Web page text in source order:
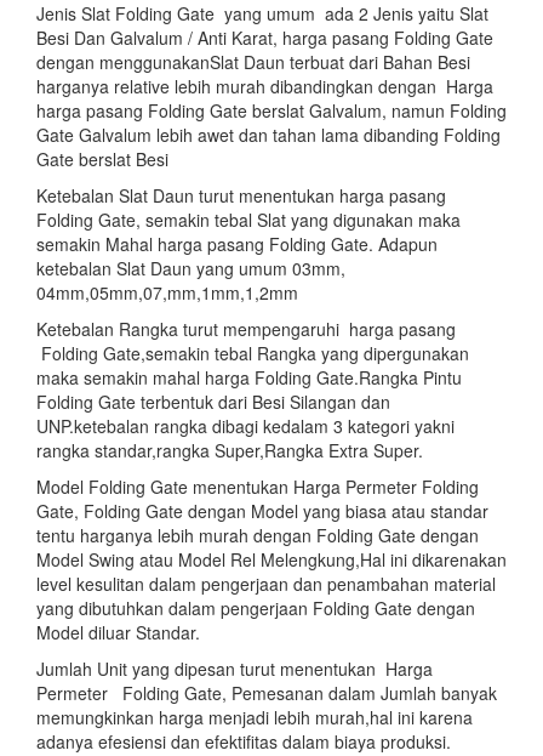
Jenis Slat Folding Gate yang umum ada 2 Jenis yaitu Slat
Besi Dan Galvalum / Anti Karat, harga pasang Folding Gate
dengan menggunakanSlat Daun terbuat dari Bahan Besi
harganya relative lebih murah dibandingkan dengan Harga
harga pasang Folding Gate berslat Galvalum, namun Folding
Gate Galvalum lebih awet dan tahan lama dibanding Folding
Gate berslat Besi
Ketebalan Slat Daun turut menentukan harga pasang
Folding Gate, semakin tebal Slat yang digunakan maka
semakin Mahal harga pasang Folding Gate. Adapun
ketebalan Slat Daun yang umum 03mm,
04mm,05mm,07,mm,1mm,1,2mm
Ketebalan Rangka turut mempengaruhi harga pasang
Folding Gate,semakin tebal Rangka yang dipergunakan
maka semakin mahal harga Folding Gate.Rangka Pintu
Folding Gate terbentuk dari Besi Silangan dan
UNP.ketebalan rangka dibagi kedalam 3 kategori yakni
rangka standar,rangka Super,Rangka Extra Super.
Model Folding Gate menentukan Harga Permeter Folding
Gate, Folding Gate dengan Model yang biasa atau standar
tentu harganya lebih murah dengan Folding Gate dengan
Model Swing atau Model Rel Melengkung,Hal ini dikarenakan
level kesulitan dalam pengerjaan dan penambahan material
yang dibutuhkan dalam pengerjaan Folding Gate dengan
Model diluar Standar.
Jumlah Unit yang dipesan turut menentukan Harga
Permeter Folding Gate, Pemesanan dalam Jumlah banyak
memungkinkan harga menjadi lebih murah,hal ini karena
adanya efesiensi dan efektifitas dalam biaya produksi.